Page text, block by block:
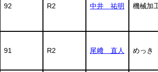
92 R2 中井 祐明 機械加工
91 R2 尾﨑 直人 めっき